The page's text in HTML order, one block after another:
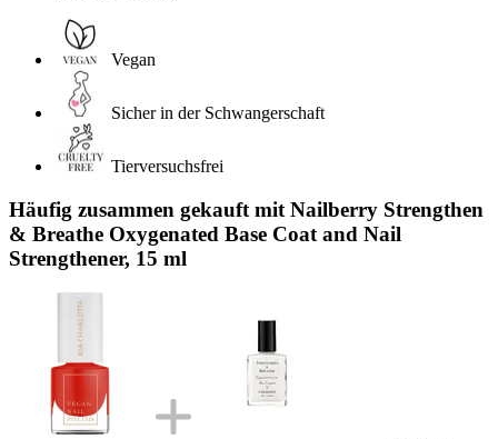
Vegan
Sicher in der Schwangerschaft
Tierversuchsfrei
Häufig zusammen gekauft mit Nailberry Strengthen
& Breathe Oxygenated Base Coat and Nail
Strengthener, 15 ml